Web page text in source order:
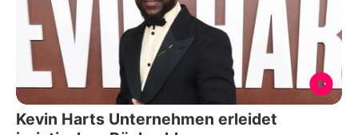
Kevin Harts Unternehmen erleidet